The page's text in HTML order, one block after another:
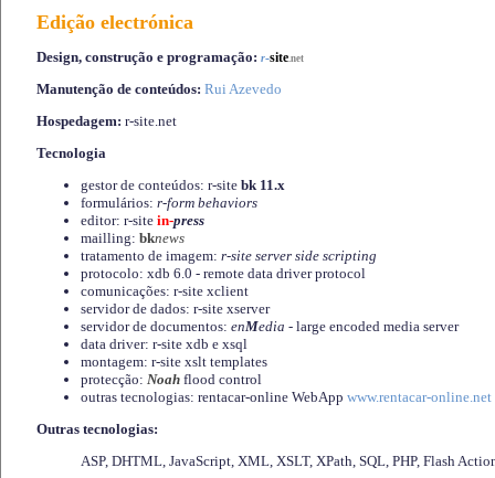
Edição electrónica
Design, construção e programação: r-site.net
Manutenção de conteúdos: Rui Azevedo
Hospedagem: r-site.net
Tecnologia
gestor de conteúdos: r-site bk 11.x
formulários: r-form behaviors
editor: r-site in-press
mailling: bknews
tratamento de imagem: r-site server side scripting
protocolo: xdb 6.0 - remote data driver protocol
comunicações: r-site xclient
servidor de dados: r-site xserver
servidor de documentos: enMedia - large encoded media server
data driver: r-site xdb e xsql
montagem: r-site xslt templates
protecção: Noah flood control
outras tecnologias: rentacar-online WebApp www.rentacar-online.net
Outras tecnologias:
ASP, DHTML, JavaScript, XML, XSLT, XPath, SQL, PHP, Flash